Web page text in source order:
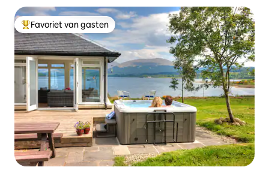
Topfavoriet van gasten
Favoriet van gasten